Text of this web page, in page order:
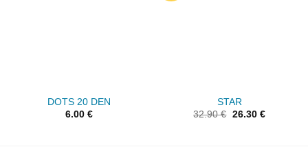
DOTS 20 DEN
6.00 €
STAR
32.90€ 26.30 €